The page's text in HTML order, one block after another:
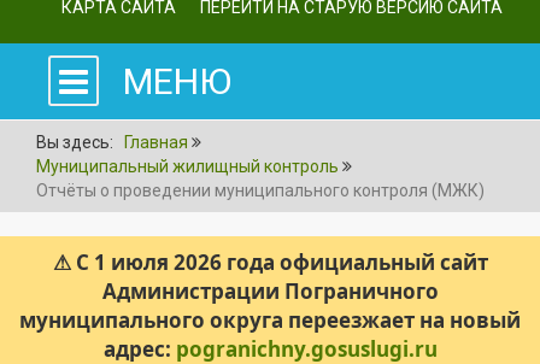
КАРТА САЙТА
ПЕРЕЙТИ НА СТАРУЮ ВЕРСИЮ САЙТА
МЕНЮ
Вы здесь:
Главная
Муниципальный жилищный контроль
Отчёты о проведении муниципального контроля (МЖК)
⚠ С 1 июля 2026 года официальный сайт
Администрации Пограничного
муниципального округа переезжает на новый
адрес: pogranichny.gosuslugi.ru